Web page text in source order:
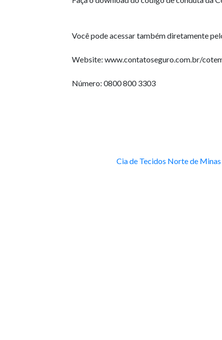
Você pode acessar também diretamente
Website: www.contatoseguro.com.br/
Número: 0800 800 3303
Cia de Tecidos Norte de Minas